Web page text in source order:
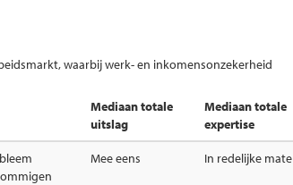
waarbij werk- en inkomensonzekerheid
Mediaan totale
uitslag
Mediaan totale
expertise
Mee eens In redelijke mate